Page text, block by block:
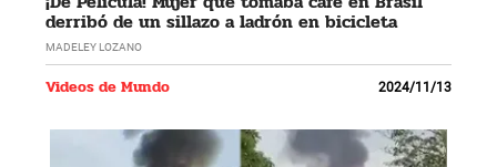
derribó de un sillazo a ladrón en bicicleta
MADELEY LOZANO
Videos de Mundo 2024/11/13